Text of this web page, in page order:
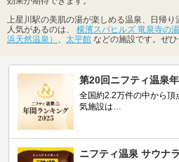
上星川駅の美肌の湯が楽しめる温泉、日帰
人気があるのは、 横濱スパヒルズ 竜泉寺の湯
浜天然温泉）
太平館 などの施設です。ぜ
第20回ニフティ温泉
全国約2.2万件の中から頂
気施設は…
ニフティ温泉 サウナ